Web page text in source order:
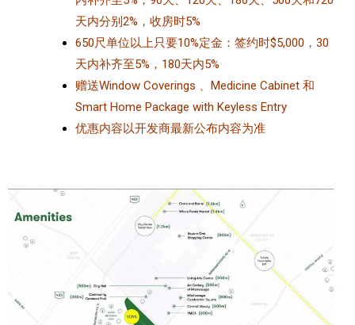
天内分别2%，收房时5%
650尺单位以上只要10%定金：签约时$5,000，30
天内补齐至5%，180天内5%
赠送Window Coverings 、Medicine Cabinet 和
Smart Home Package with Keyless Entry
优惠内容以开发商最新公布内容为准